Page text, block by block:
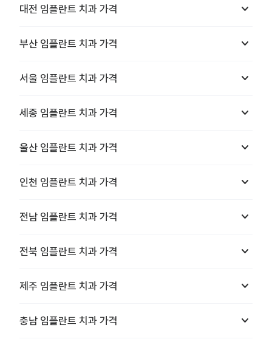
대전 임플란트 치과 가격 keyboard_arrow_down
부산 임플란트 치과 가격 keyboard_arrow_down
서울 임플란트 치과 가격 keyboard_arrow_down
세종 임플란트 치과 가격 keyboard_arrow_down
울산 임플란트 치과 가격 keyboard_arrow_down
인천 임플란트 치과 가격 keyboard_arrow_down
전남 임플란트 치과 가격 keyboard_arrow_down
전북 임플란트 치과 가격 keyboard_arrow_down
제주 임플란트 치과 가격 keyboard_arrow_down
충남 임플란트 치과 가격 keyboard_arrow_down